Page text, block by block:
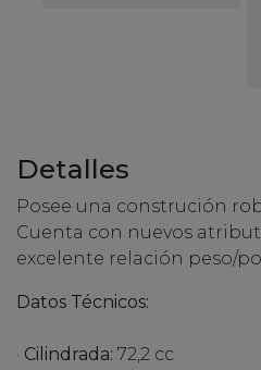
Detalles
Posee una construción
Cuenta con nuevos
excelente relación peso/
Datos Técnicos:
· Cilindrada: 72,2 cc